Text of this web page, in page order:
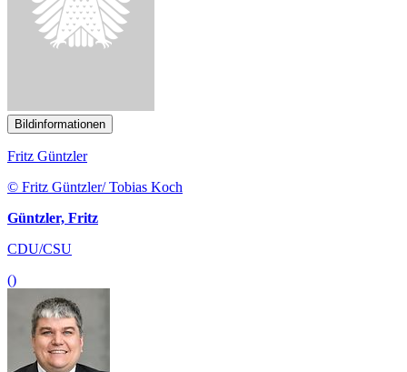
© Fritz Güntzler/ Tobias Koch
Güntzler, Fritz
CDU/CSU
()